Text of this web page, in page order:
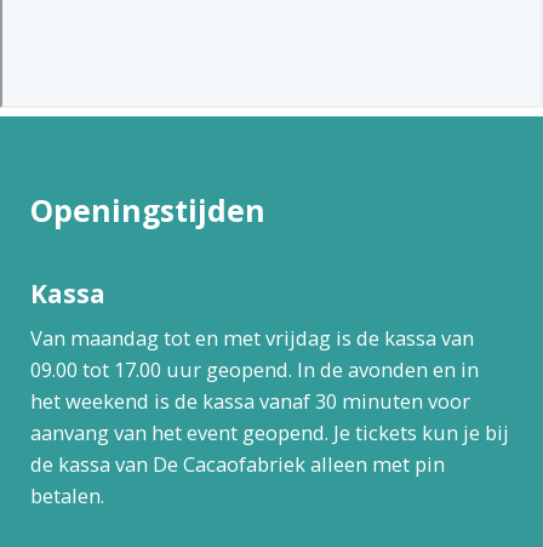
Openingstijden
Kassa
Van maandag tot en met vrijdag is de kassa van
09.00 tot 17.00 uur geopend. In de avonden en in
het weekend is de kassa vanaf 30 minuten voor
aanvang van het event geopend. Je tickets kun je bij
de kassa van De Cacaofabriek alleen met pin
betalen.